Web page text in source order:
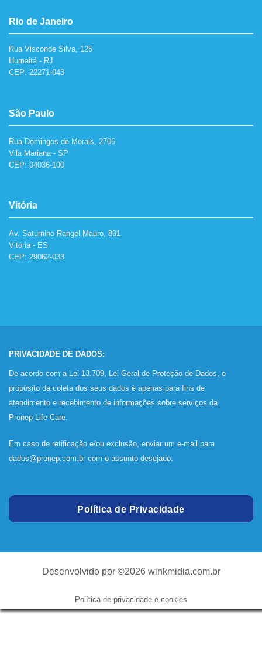
Rio de Janeiro
Rua Visconde Silva, 125
Humaitá - RJ
CEP: 22271-043
São Paulo
Rua Domingos de Morais, 2706
Vila Mariana - SP
CEP: 04036-100
Vitória
Av. Saturnino Rangel Mauro, 891
Vitória - ES
CEP: 29062-033
PRIVACIDADE DE DADOS:
De acordo com a Lei 13.709, Lei Geral de Proteção de Dados, o
propósito da coleta dos seus dados é apenas para fins de
atendimento e recebimento de informações sobre serviços da
Pronep Life Care.
Em caso de retificação e/ou exclusão, enviar um e-mail para
dados@pronep.com.br com o assunto desejado.
Política de Privacidade
Desenvolvido por ©2026 winkmidia.com.br
Política de privacidade e cookies